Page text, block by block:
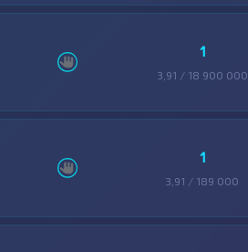
1
3,91 / 18 900 000
1
3,91 / 189 000